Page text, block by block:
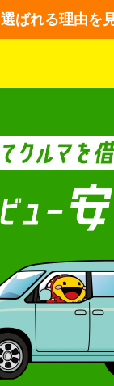
選ばれる理由を